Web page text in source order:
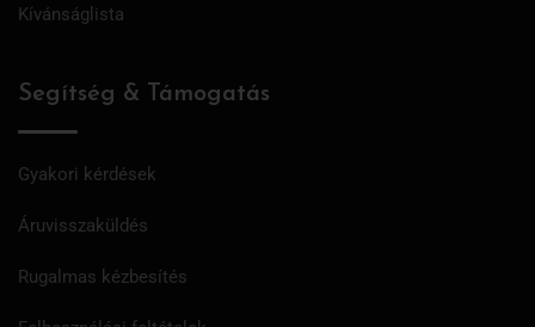
Kívánságlista
Segítség & Támogatás
Gyakori kérdések
Áruvisszaküldés
Rugalmas kézbesítés